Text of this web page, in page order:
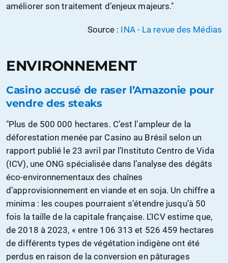
améliorer son traitement d’enjeux majeurs."
Source : INA - La revue des Médias
ENVIRONNEMENT
Casino accusé de raser l’Amazonie pour
vendre des steaks
"Plus de 500 000 hectares. C’est l’ampleur de la
déforestation menée par Casino au Brésil selon un
rapport publié le 23 avril par l’Instituto Centro de Vida
(ICV), une ONG spécialisée dans l’analyse des dégâts
éco-environnementaux des chaînes
d’approvisionnement en viande et en soja. Un chiffre a
minima : les coupes pourraient s’étendre jusqu’à 50
fois la taille de la capitale française. L’ICV estime que,
de 2018 à 2023, « entre 106 313 et 526 459 hectares
de différents types de végétation indigène ont été
perdus en raison de la conversion en pâturages